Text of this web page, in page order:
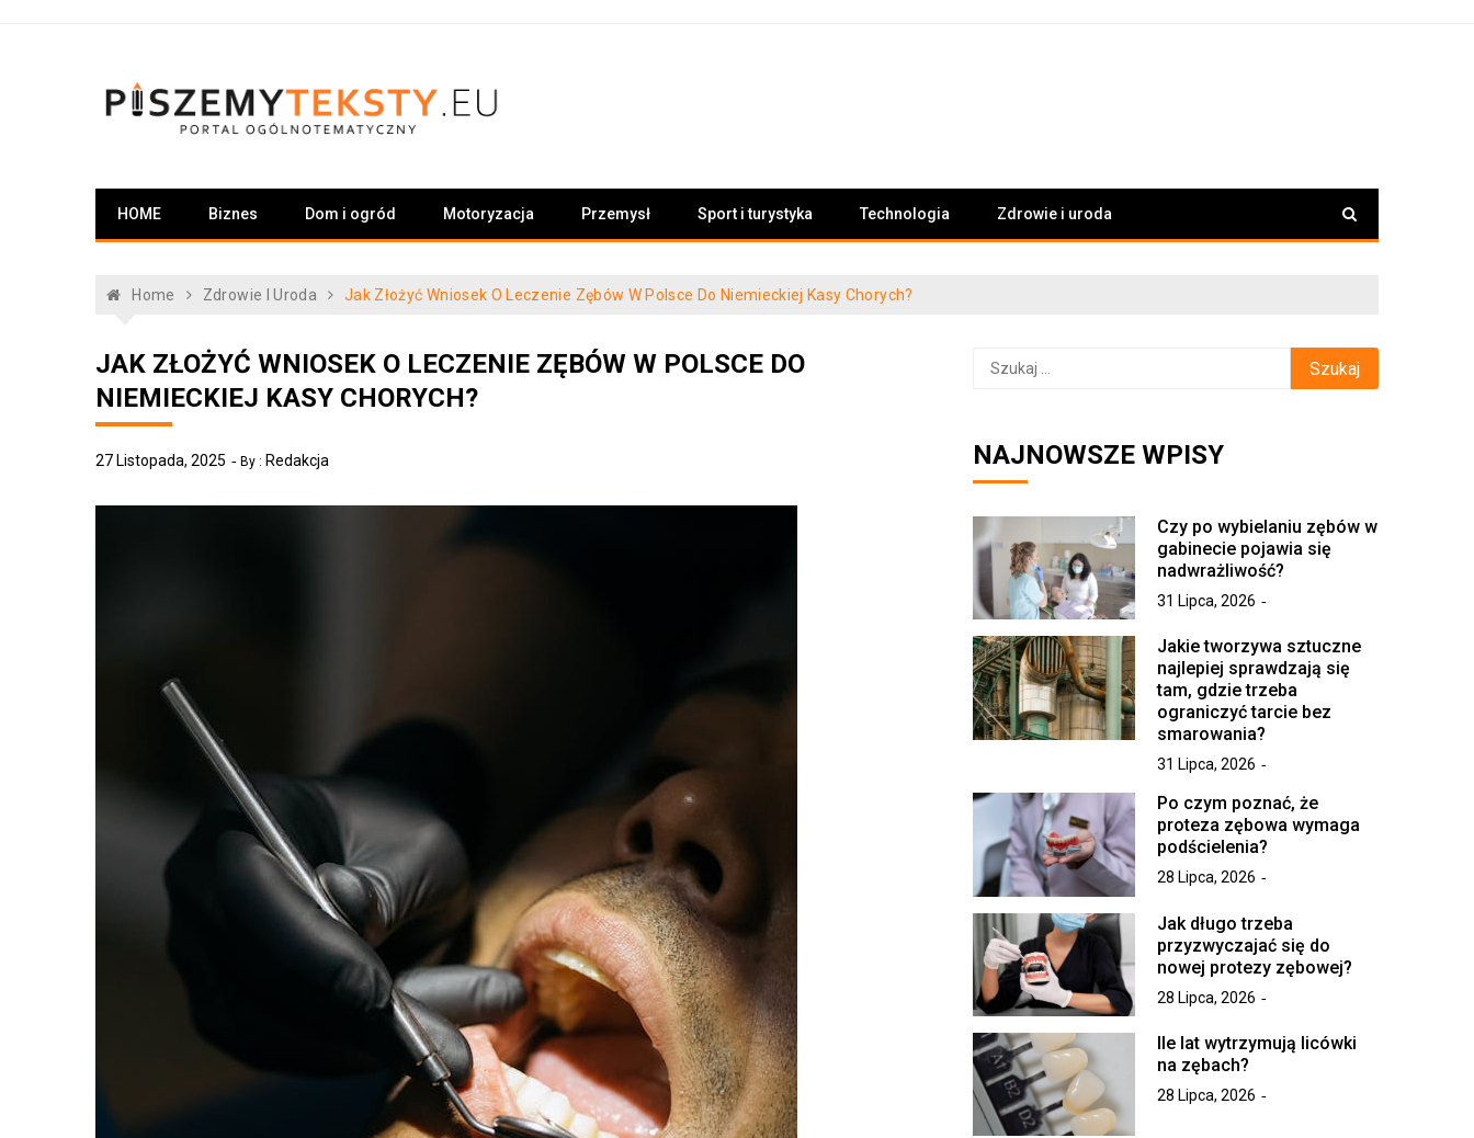
PiszemyTeksty.pl
HOME Biznes Dom i ogród Motoryzacja Przemysł Sport i turystyka Technologia Zdrowie i uroda
Home Zdrowie I Uroda Jak Złożyć Wniosek O Leczenie Zębów W Polsce Do Niemieckiej Kasy Chorych?
JAK ZŁOŻYĆ WNIOSEK O LECZENIE ZĘBÓW W POLSCE DO
NIEMIECKIEJ KASY CHORYCH?
27 Listopada, 2025 By : Redakcja
Szukaj:
NAJNOWSZE WPISY
Czy po wybielaniu zębów w
gabinecie pojawia się
nadwrażliwość?
31 Lipca, 2026
Jakie tworzywa sztuczne
najlepiej sprawdzają się
tam, gdzie trzeba
ograniczyć tarcie bez
smarowania?
31 Lipca, 2026
Po czym poznać, że
proteza zębowa wymaga
podścielenia?
28 Lipca, 2026
Jak długo trzeba
przyzwyczajać się do
nowej protezy zębowej?
28 Lipca, 2026
Ile lat wytrzymują licówki
na zębach?
28 Lipca, 2026